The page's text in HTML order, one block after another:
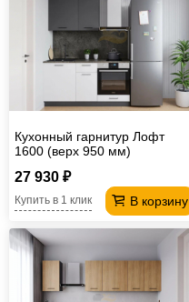
Кухонный гарнитур Лофт
1600 (верх 950 мм)
27 930 ₽
В корзину
Купить в 1 клик